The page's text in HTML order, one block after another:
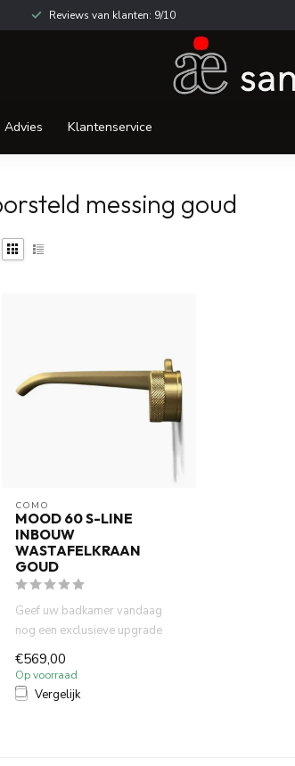
Reviews van klanten: 9/10
Advies Klantenservice
messing goud
COMO
MOOD 60 S-LINE
INBOUW
WASTAFELKRAAN
GOUD
Geef uw badkamer vandaag
nog een exclusieve upgrade
Wa...
€569,00
Op voorraad
Vergelijk